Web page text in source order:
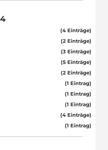
(4 Einträge)
(2 Einträge)
(3 Einträge)
(5 Einträge)
(2 Einträge)
(1 Eintrag)
(1 Eintrag)
(1 Eintrag)
(4 Einträge)
(1 Eintrag)